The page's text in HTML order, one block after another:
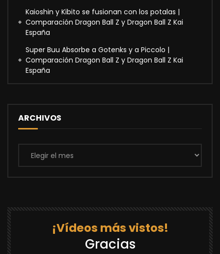
Kaioshin y Kibito se fusionan con los potalas |
Comparación Dragon Ball Z y Dragon Ball Z Kai
España
Super Buu Absorbe a Gotenks y a Piccolo |
Comparación Dragon Ball Z y Dragon Ball Z Kai
España
ARCHIVOS
Archivos
¡Vídeos más vistos!
Gracias